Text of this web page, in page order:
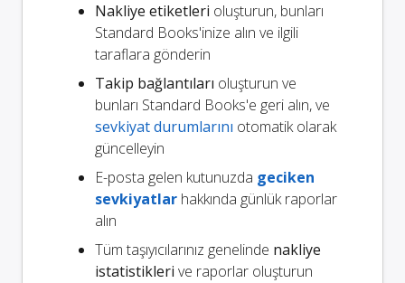
Nakliye etiketleri oluşturun, bunları
Standard Books'inize alın ve ilgili
taraflara gönderin
Takip bağlantıları oluşturun ve
bunları Standard Books'e geri alın, ve
sevkiyat durumlarını otomatik olarak
güncelleyin
E-posta gelen kutunuzda geciken
sevkiyatlar hakkında günlük raporlar
alın
Tüm taşıyıcılarınız genelinde nakliye
istatistikleri ve raporlar oluşturun